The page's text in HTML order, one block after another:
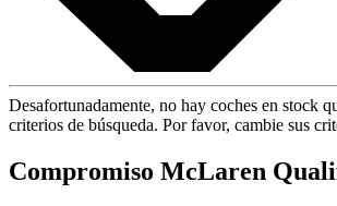
Desafortunadamente, no hay coches en stock
criterios de búsqueda. Por favor, cambie sus
Compromiso McLaren